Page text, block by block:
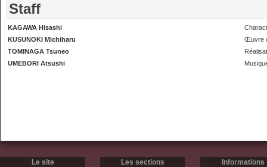
Staff
KAGAWA Hisashi
KUSUNOKI Michiharu
Œuvre
TOMINAGA Tsuneo
UMEBORI Atsushi
Le site
Les sections
Informations